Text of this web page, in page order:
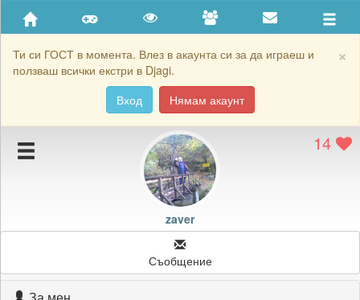
×
Ти си ГОСТ в момента. Влез в акаунта си за да играеш и
ползваш всички екстри в Djagi.
Вход
Нямам акаунт
Приятели
Хронология на игри
Подаръците на zaver 14
zaver
Съобщение